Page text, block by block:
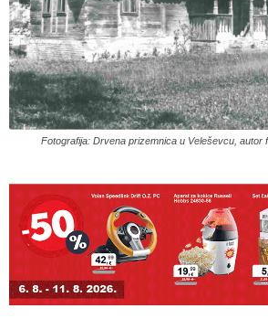
Fotografija: Drvena prizemnica u Veleševcu, autor